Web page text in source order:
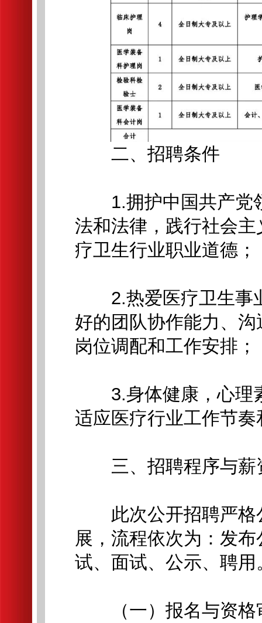
二、招聘条件
1.拥护中国共产党
法和法律，践行社会
疗卫生行业职业道德；
2.热爱医疗卫生事
好的团队协作能力、
岗位调配和工作安排；
3.身体健康，心理
适应医疗行业工作节
三、招聘程序与薪
此次公开招聘严格
展，流程依次为：发
试、面试、公示、聘用
（一）报名与资格